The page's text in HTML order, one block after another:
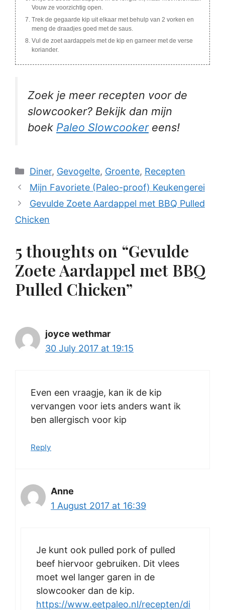
Vouw ze voorzichtig open.
Trek de gegaarde kip uit elkaar met behulp van 2 vorken en
meng de draadjes goed met de saus.
Vul de zoet aardappels met de kip en garneer met de verse
koriander.
Zoek je meer recepten voor de
slowcooker? Bekijk dan mijn
boek Paleo Slowcookereens!
Categories
Diner, Gevogelte, Groente, Recepten
Mijn Favoriete (Paleo-proof) Keukengerei
Gevulde Zoete Aardappel met BBQ Pulled
Chicken
5 thoughts on “Gevulde
Zoete Aardappel met BBQ
Pulled Chicken”
joyce wethmar
30 July 2017 at 19:15
Even een vraagje, kan ik de kip
vervangen voor iets anders want ik
ben allergisch voor kip
Reply
Anne
1 August 2017 at 16:39
Je kunt ook pulled pork of pulled
beef hiervoor gebruiken. Dit vlees
moet wel langer garen in de
slowcooker dan de kip.
https://www.eetpaleo.nl/recepten/di